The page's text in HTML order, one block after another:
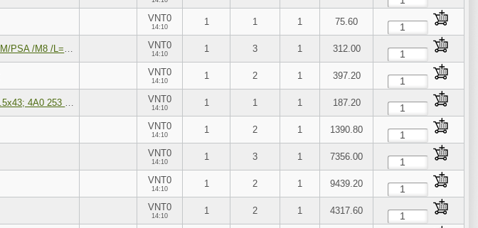
VNT0
14:10 1 1 1 75.60
Болт крепления глушителя GM/PSA /M8 /L=71mm BOSAL 258-794 VNT0
14:10 1 3 1 312.00
VNT0
14:10 1 2 1 397.20
Втулка глушителя AUDI 12x8.5x43; 4A0 253 205G VNT0
14:10 1 1 1 187.20
VNT0
14:10 1 2 1 1390.80
VNT0
14:10 1 3 1 7356.00
VNT0
14:10 1 2 1 9439.20
VNT0
14:10 1 2 1 4317.60